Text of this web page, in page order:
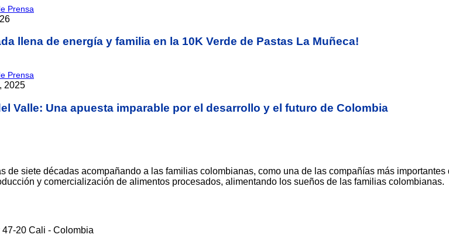
Prensa
llena de energía y familia en la 10K Verde de Pastas La Muñeca!
Prensa
2025
Valle: Una apuesta imparable por el desarrollo y el futuro de Colombia
de siete décadas acompañando a las familias colombianas, como una de las compañías más importantes
y comercialización de alimentos procesados, alimentando los sueños de las familias colombianas.
47-20 Cali - Colombia